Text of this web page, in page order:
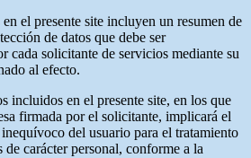
el presente site incluyen un resumen de
de datos que debe ser
cada solicitante de servicios mediante su
al efecto.
incluidos en el presente site, en los que
firmada por el solicitante, implicará el
del usuario para el tratamiento
de carácter personal, conforme a la